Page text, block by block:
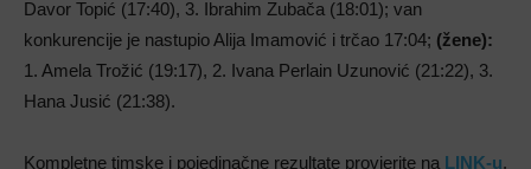
Davor Topić (17:40), 3. Ibrahim Zubača (18:01); van
konkurencije je nastupio Alija Imamović i trčao 17:04; (žene):
1. Amela Trožić (19:17), 2. Ivana Perlain Uzunović (21:22), 3.
Hana Jusić (21:38).
Kompletne timske i pojedinačne rezultate provjerite na LINK-u.